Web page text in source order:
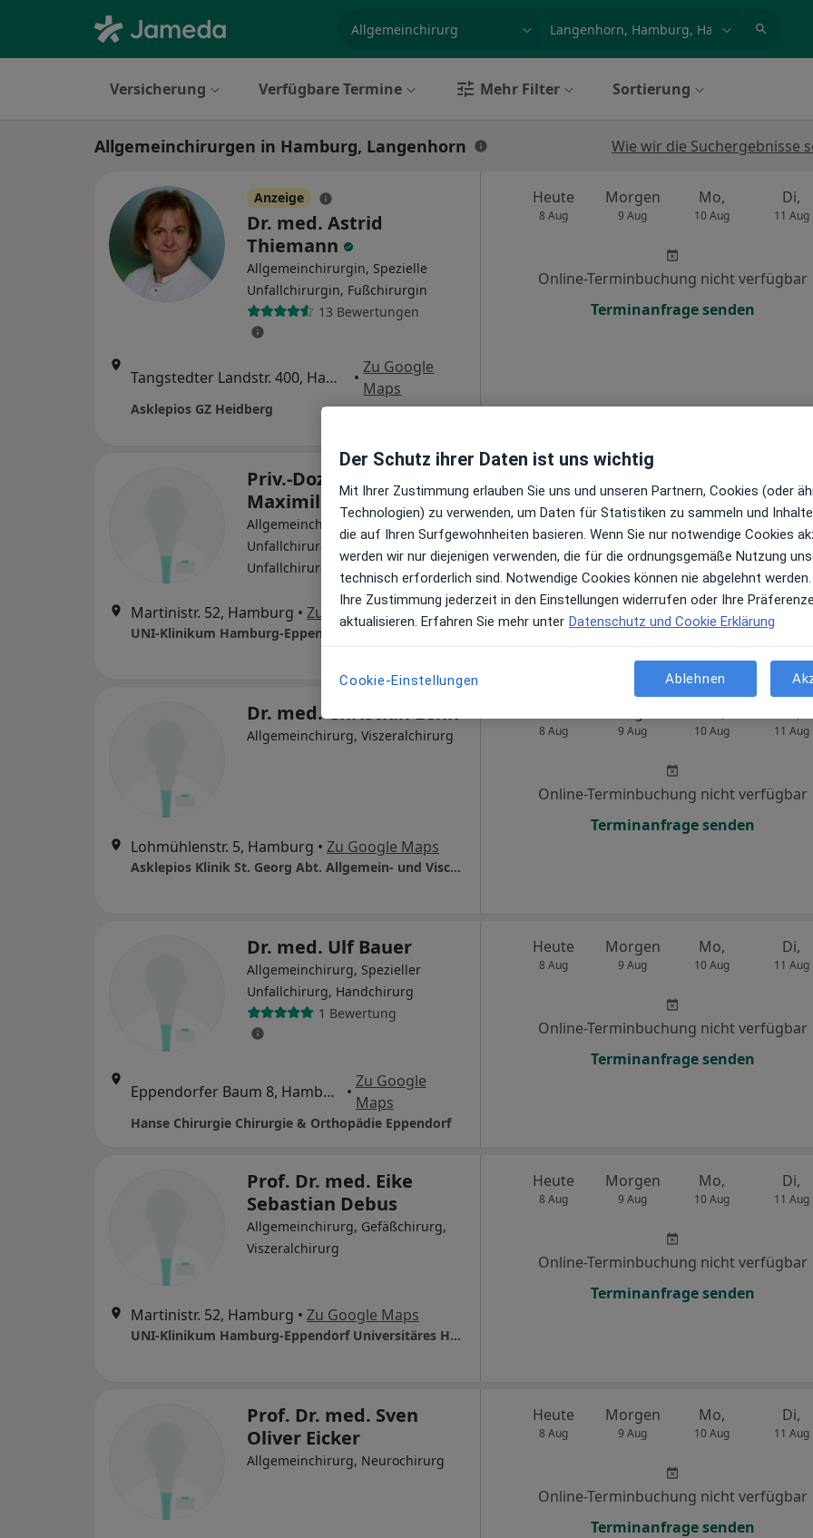
Versicherung Verfügbare Termine Mehr Filter Sortierung
Allgemeinchirurgen in Hamburg, Langenhorn Wie wir die Suchergebnisse
Anzeige
Dr. med. Astrid
Thiemann
Allgemeinchirurgin, Spezielle
Unfallchirurgin, Fußchirurgin
13 Bewertungen
Tangstedter Landstr. 400, Hamburg •
Zu Google
Maps
Asklepios GZ Heidberg
Heute
8 Aug
Morgen
9 Aug
Mo,
10 Aug
Di,
11 Aug
Online-Terminbuchung nicht verfügbar
Terminanfrage senden
Priv.-Doz. Dr. med.
Maximilian Hartel
Allgemeinchirurg, Orthopäde &
Unfallchirurg, Spezieller
Unfallchirurg
Martinistr. 52, Hamburg • Zu Google Maps
8 Aug 9 Aug 10 Aug 11 Aug
Online-Terminbuchung nicht verfügbar
Terminanfrage senden
Dr. med. Christian Lenk
Allgemeinchirurg, Viszeralchirurg
Lohmühlenstr. 5, Hamburg • Zu Google Maps
Asklepios Klinik St. Georg Abt. Allgemein- und Visceralchirurgie
8 Aug 9 Aug 10 Aug 11 Aug
Online-Terminbuchung nicht verfügbar
Terminanfrage senden
Dr. med. Ulf Bauer
Allgemeinchirurg, Spezieller
Unfallchirurg, Handchirurg
1 Bewertung
Eppendorfer Baum 8, Hamburg •
Zu Google
Maps
Hanse Chirurgie Chirurgie & Orthopädie Eppendorf
Heute
8 Aug
Morgen
9 Aug
Mo,
10 Aug
Di,
11 Aug
Online-Terminbuchung nicht verfügbar
Terminanfrage senden
Prof. Dr. med. Eike
Sebastian Debus
Allgemeinchirurg, Gefäßchirurg,
Viszeralchirurg
Martinistr. 52, Hamburg • Zu Google Maps
UNI-Klinikum Hamburg-Eppendorf Universitäres Herz- und Gefäßzentrum Klinik für Gefäßmedizin
Heute
8 Aug
Morgen
9 Aug
Mo,
10 Aug
Di,
11 Aug
Online-Terminbuchung nicht verfügbar
Terminanfrage senden
Prof. Dr. med. Sven
Oliver Eicker
Allgemeinchirurg, Neurochirurg
Heute
8 Aug
Morgen
9 Aug
Mo,
10 Aug
Di,
11 Aug
Online-Terminbuchung nicht verfügbar
Terminanfrage senden
Der Schutz ihrer Daten ist uns wichtig
Mit Ihrer Zustimmung erlauben Sie uns und unseren Partnern, Cookies (oder
Technologien) zu verwenden, um Daten für Statistiken zu sammeln und
die auf Ihren Surfgewohnheiten basieren. Wenn Sie nur notwendige Cookies
werden wir nur diejenigen verwenden, die für die ordnungsgemäße Nutzung
technisch erforderlich sind. Notwendige Cookies können nie abgelehnt werden.
Ihre Zustimmung jederzeit in den Einstellungen widerrufen oder Ihre
aktualisieren. Erfahren Sie mehr unter Datenschutz und Cookie Erklärung
Cookie-Einstellungen Ablehnen